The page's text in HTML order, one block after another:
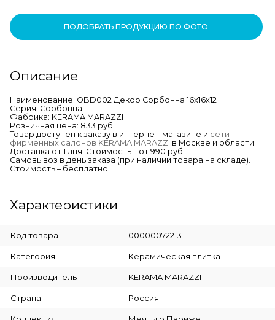
ПОДОБРАТЬ ПРОДУКЦИЮ ПО ФОТО
Описание
Наименование: OBD002 Декор Сорбонна 16х16х12
Серия: Сорбонна
Фабрика: KERAMA MARAZZI
Розничная цена: 833 руб.
Товар доступен к заказу в интернет-магазине и сети
фирменных салонов KERAMA MARAZZI в Москве и области.
Доставка от 1 дня. Стоимость – от 990 руб.
Самовывоз в день заказа (при наличии товара на складе).
Стоимость – бесплатно.
Характеристики
Код товара 00000072213
Категория Керамическая плитка
Производитель KERAMA MARAZZI
Страна Россия